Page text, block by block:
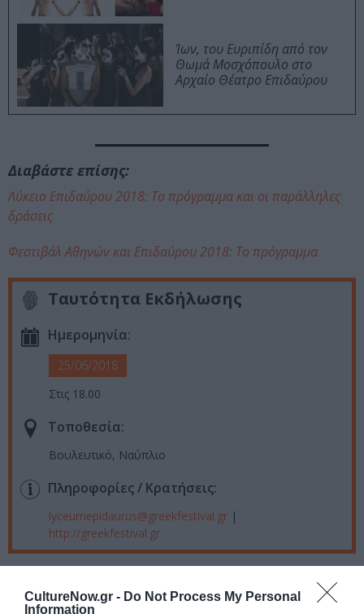
CultureNow.gr - Do Not Process My Personal
Information
Ίων, του Ευριπίδη από τον
Θωμά Μοσχόπουλο στο
Αρχαίο Θέατρο Επιδαύρου
Διαβάστε επίσης:
Λύκειο Επιδαύρου 2018: Το πρόγραμμα και οι παράλληλες
δράσεις
Φεστιβάλ Αθηνών και Επιδαύρου 2018: Το πρόγραμμα
Ταυτότητα Εκδήλωσης
Ημερομηνία:
25/06/2018
Στις 18.00
Τοποθεσία:
Βουλευτικό, Ναύπλιο
Πληροφορίες / Κρατήσεις:
lyceumepidaurus@greekfestival.gr |
http://greekfestival.gr
Google News
και
μάθετε πρώτοι όλες τις ειδήσεις